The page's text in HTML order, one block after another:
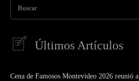
Buscar
Últimos Artículos
Cena de Famosos Montevideo 2026 reunió a